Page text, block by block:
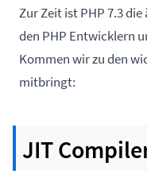
Zur Zeit ist PHP 7.3
den PHP Entwicklern
Kommen wir zu den
mitbringt:
JIT